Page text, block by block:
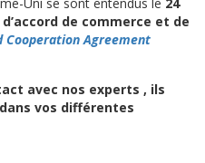
Uni se sont entendus le 24
de commerce et de
Cooperation Agreement
avec nos experts , ils
vos différentes